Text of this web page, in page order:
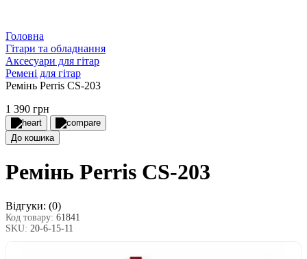
Головна
Гітари та обладнання
Аксесуари для гітар
Ремені для гітар
Ремінь Perris CS-203
1 390 грн
До кошика
Ремінь Perris CS-203
Відгуки: (0)
Код товару: 61841
SKU: 20-6-15-11